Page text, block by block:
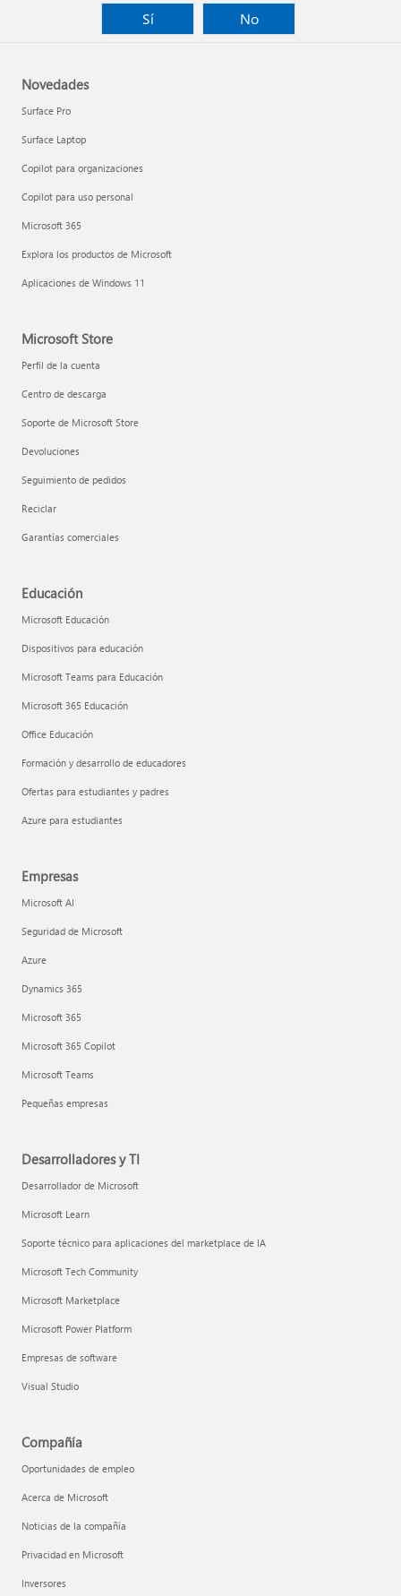
Sí
No
Novedades
Surface Pro
Surface Laptop
Copilot para organizaciones
Copilot para uso personal
Microsoft 365
Explora los productos de Microsoft
Aplicaciones de Windows 11
Microsoft Store
Perfil de la cuenta
Centro de descarga
Soporte de Microsoft Store
Devoluciones
Seguimiento de pedidos
Reciclar
Garantías comerciales
Educación
Microsoft Educación
Dispositivos para educación
Microsoft Teams para Educación
Microsoft 365 Educación
Office Educación
Formación y desarrollo de educadores
Ofertas para estudiantes y padres
Azure para estudiantes
Empresas
Microsoft AI
Seguridad de Microsoft
Azure
Dynamics 365
Microsoft 365
Microsoft 365 Copilot
Microsoft Teams
Pequeñas empresas
Desarrolladores y TI
Desarrollador de Microsoft
Microsoft Learn
Soporte técnico para aplicaciones del marketplace de IA
Microsoft Tech Community
Microsoft Marketplace
Microsoft Power Platform
Empresas de software
Visual Studio
Compañía
Oportunidades de empleo
Acerca de Microsoft
Noticias de la compañía
Privacidad en Microsoft
Inversores